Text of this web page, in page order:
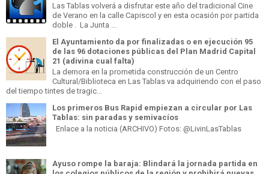
Las Tablas volverá a disfrutar este año del tradicional Cine
de Verano en la calle Capiscol y en esta ocasión por partida
doble . La Junta ...
El Ayuntamiento da por finalizadas o en ejecución 95
de las 96 dotaciones públicas del Plan Madrid Capital
21 (adivina cual falta)
La demora en la prometida construcción de un Centro
Cultural/Biblioteca en Las Tablas va adquiriendo con el paso
del tiempo tintes de tragic...
Los primeros Bus Rapid empiezan a circular por Las
Tablas: sin paradas y semivacíos
Enlace a la noticia (ARCHIVO) Fotos: @LivinLasTablas
Ayuso rompe la baraja: Blindará la jornada partida en